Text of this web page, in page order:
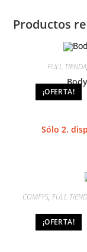
Productos
¡OFERTA!
FULL TIENDA,
Sólo 2.
¡OFERTA!
COMFYS, FULL